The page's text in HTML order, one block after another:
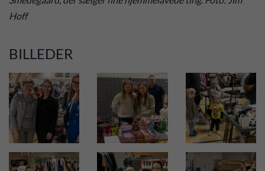
Hoff
BILLEDER